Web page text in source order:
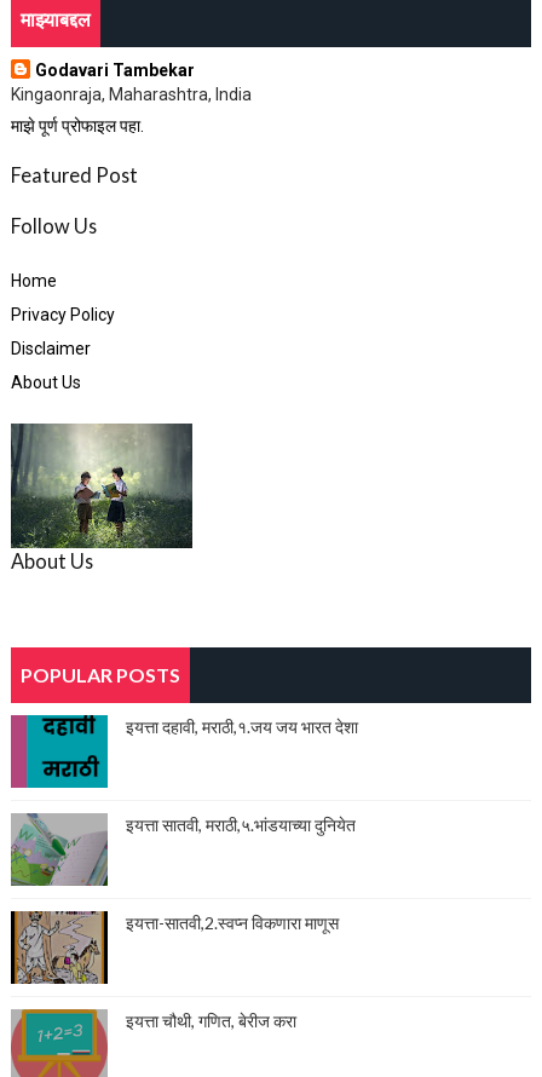
माझ्याबद्दल
Godavari Tambekar
Kingaonraja, Maharashtra, India
माझे पूर्ण प्रोफाइल पहा.
Featured Post
Follow Us
Home
Privacy Policy
Disclaimer
About Us
About Us
POPULAR POSTS
इयत्ता दहावी, मराठी,१.जय जय भारत देशा
इयत्ता सातवी, मराठी,५.भांडयाच्या दुनियेत
इयत्ता-सातवी,2.स्वप्न विकणारा माणूस
इयत्ता चौथी, गणित, बेरीज करा